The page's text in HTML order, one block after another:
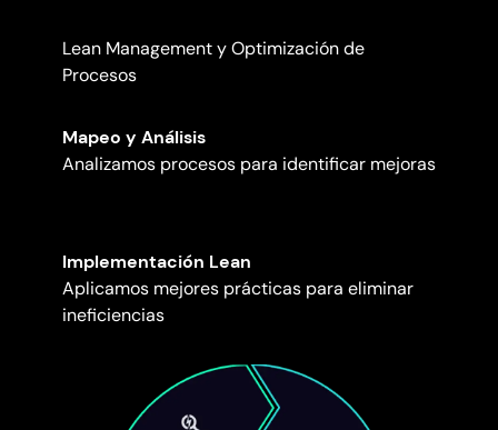
Lean Management y Optimización de
Procesos
Mapeo y Análisis
Analizamos procesos para identificar mejoras
Implementación Lean
Aplicamos mejores prácticas para eliminar
ineficiencias